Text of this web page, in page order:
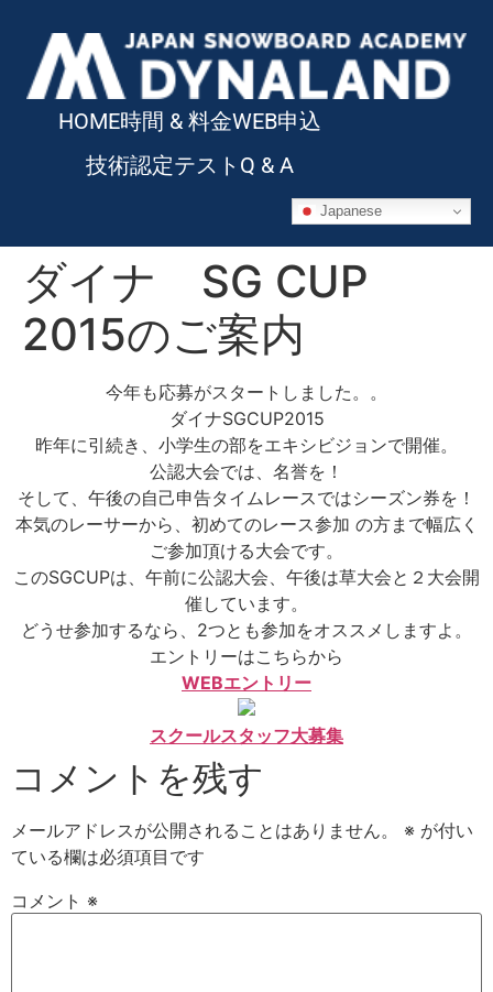
HOME時間 & 料金WEB申込
技術認定テスト Q & A
Japanese
ダイナ SG CUP
2015のご案内
今年も応募がスタートしました。。
ダイナSGCUP2015
昨年に引続き、小学生の部をエキシビジョンで開催。
公認大会では、名誉を！
そして、午後の自己申告タイムレースではシーズン券を！
本気のレーサーから、初めてのレース参加 の方まで幅広く
ご参加頂ける大会です。
このSGCUPは、午前に公認大会、午後は草大会と２大会開
催しています。
どうせ参加するなら、2つとも参加をオススメしますよ。
エントリーはこちらから
WEBエントリー
スクールスタッフ大募集
コメントを残す
メールアドレスが公開されることはありません。 ※ が付い
ている欄は必須項目です
コメント ※